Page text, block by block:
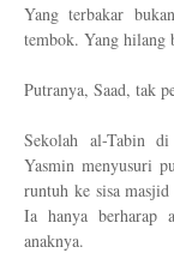
Yang terbakar
tembok. Yang hilang
Putranya, Saad, tak
Sekolah al-Tabin
Yasmin menyusuri
runtuh ke sisa
Ia hanya berharap
anaknya.